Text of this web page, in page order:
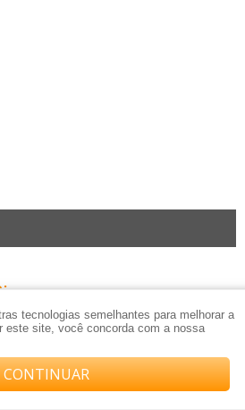
tecnologias semelhantes para melhorar a
este site, você concorda com a nossa
CONTINUAR
para ver um exemplo:
com o arquiteto no WhatsApp